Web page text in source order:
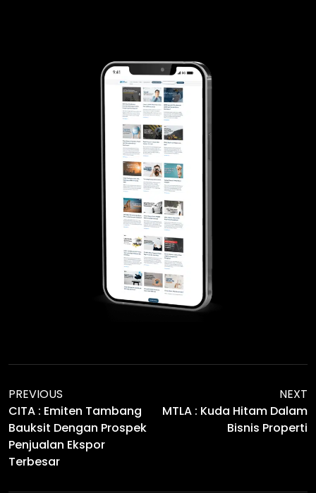
PREVIOUS
CITA : Emiten Tambang
Bauksit Dengan Prospek
Penjualan Ekspor
Terbesar
NEXT
MTLA : Kuda Hitam Dalam
Bisnis Properti